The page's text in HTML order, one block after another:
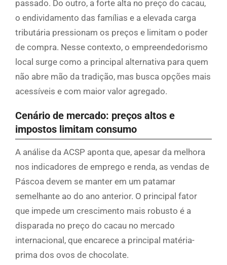
passado. Do outro, a forte alta no preço do cacau,
o endividamento das famílias e a elevada carga
tributária pressionam os preços e limitam o poder
de compra. Nesse contexto, o empreendedorismo
local surge como a principal alternativa para quem
não abre mão da tradição, mas busca opções mais
acessíveis e com maior valor agregado.
Cenário de mercado: preços altos e
impostos limitam consumo
A análise da ACSP aponta que, apesar da melhora
nos indicadores de emprego e renda, as vendas de
Páscoa devem se manter em um patamar
semelhante ao do ano anterior. O principal fator
que impede um crescimento mais robusto é a
disparada no preço do cacau no mercado
internacional, que encarece a principal matéria-
prima dos ovos de chocolate.